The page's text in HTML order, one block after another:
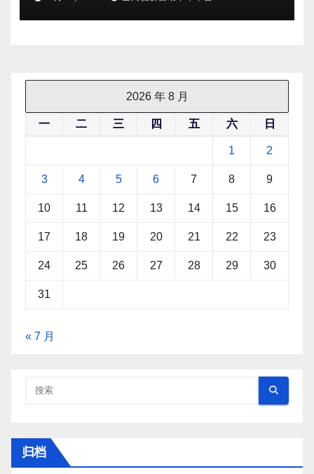
2026 年 8 月
一 二 三 四 五 六 日
1 2
3 4 5 6 7 8 9
10 11 12 13 14 15 16
17 18 19 20 21 22 23
24 25 26 27 28 29 30
31
« 7 月
归档